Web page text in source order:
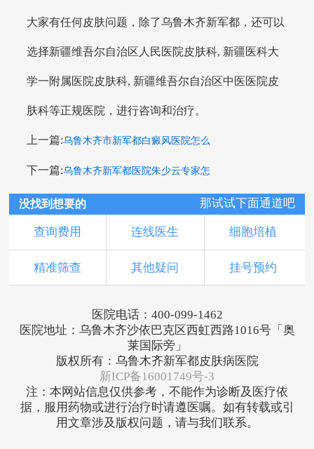
大家有任何皮肤问题，除了乌鲁木齐新军都，还可以
选择新疆维吾尔自治区人民医院皮肤科, 新疆医科大
学一附属医院皮肤科, 新疆维吾尔自治区中医医院皮
肤科等正规医院，进行咨询和治疗。
上一篇:乌鲁木齐市新军都白癜风医院怎么
下一篇:乌鲁木齐新军都医院朱少云专家怎
没找到想要的 那试试下面通道吧
查询费用 连线医生 细胞培植
精准筛查 其他疑问 挂号预约
医院电话：400-099-1462
医院地址：乌鲁木齐沙依巴克区西虹西路1016号「奥
莱国际旁」
版权所有：乌鲁木齐新军都皮肤病医院
新ICP备16001749号-3
注：本网站信息仅供参考，不能作为诊断及医疗依
据，服用药物或进行治疗时请遵医嘱。如有转载或引
用文章涉及版权问题，请与我们联系。